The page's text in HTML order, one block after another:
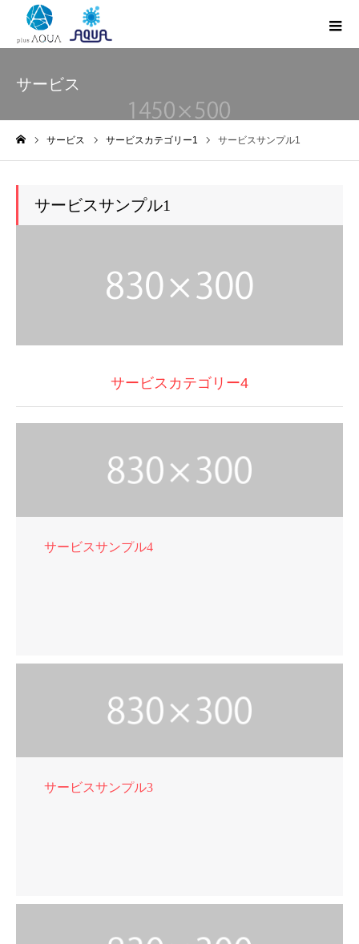
サービス
サービス サービスカテゴリー1 サービスサンプル1
サービスサンプル1
サービスカテゴリー4
サービスサンプル4
サービスサンプル3